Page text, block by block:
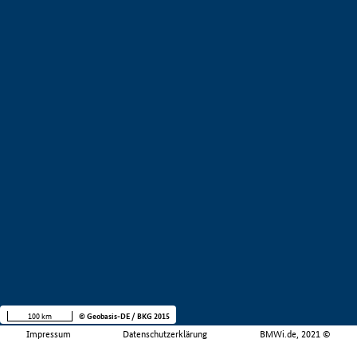
Impressum Datenschutzerklärung BMWi.de, 2021 ©
100 km © Geobasis-DE / BKG 2015